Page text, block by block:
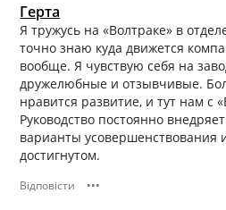
Герта
Я тружусь на «Волтраке» в
точно знаю куда движется
вообще. Я чувствую себя на
дружелюбные и отзывчивые.
нравится развитие, и тут нам с
Руководство постоянно
варианты усовершенствования
достигнутом.
Відповісти •••